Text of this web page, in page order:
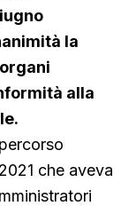
la
alla
che aveva